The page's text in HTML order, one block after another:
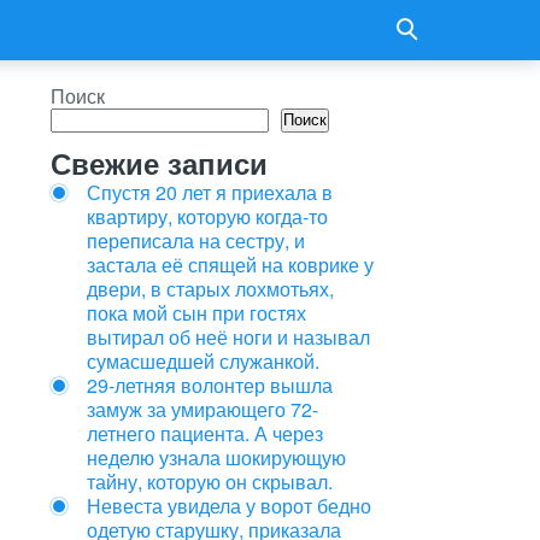
Поиск
Поиск
Свежие записи
Спустя 20 лет я приехала в
квартиру, которую когда-то
переписала на сестру, и
застала её спящей на коврике у
двери, в старых лохмотьях,
пока мой сын при гостях
вытирал об неё ноги и называл
сумасшедшей служанкой.
29-летняя волонтер вышла
замуж за умирающего 72-
летнего пациента. А через
неделю узнала шокирующую
тайну, которую он скрывал.
Невеста увидела у ворот бедно
одетую старушку, приказала